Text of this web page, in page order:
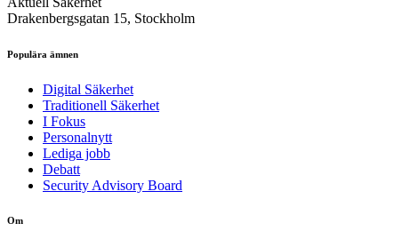
Drakenbergsgatan 15, Stockholm
Populära ämnen
Digital Säkerhet
Traditionell Säkerhet
I Fokus
Personalnytt
Lediga jobb
Debatt
Security Advisory Board
Om